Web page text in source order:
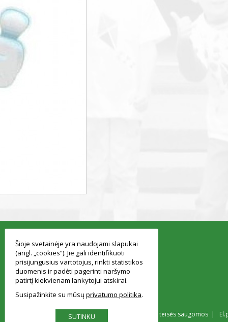
© Vilniaus Simono Konarskio gimnazija Visos teisės saugomos |
Šioje svetainėje yra naudojami slapukai
(angl. „cookies“). Jie gali identifikuoti
prisijungusius vartotojus, rinkti statistikos
duomenis ir padėti pagerinti naršymo
patirtį kiekvienam lankytojui atskirai.
Susipažinkite su mūsų privatumo politika
SUTINKU